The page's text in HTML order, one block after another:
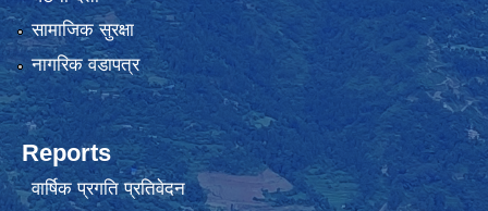
सामाजिक सुरक्षा
नागरिक वडापत्र
Reports
वार्षिक प्रगति प्रतिवेदन